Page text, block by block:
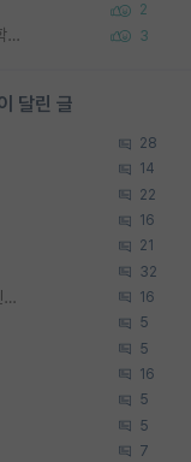
2
우리나라도 학구 열풍보면 Higher Doctorate 학위가 필요하다고 봅니다. 3
달린 글
28
14
22
16
21
32
박사진학하기에 2억은 괜찮은 (?) 정도의 경제력인가요 16
5
5
16
5
5
7